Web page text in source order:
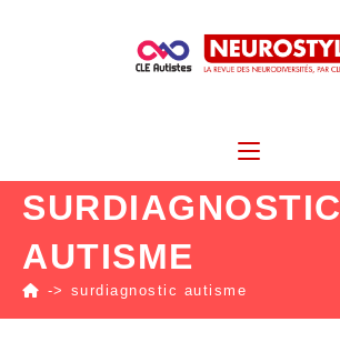
SURDIAGNOSTIC
AUTISME
-> surdiagnostic autisme